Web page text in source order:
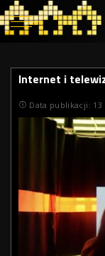
Internet i
Data publikacji: 13